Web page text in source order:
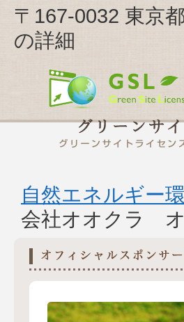
〒167-0032 東京
の詳細
自然エネルギー
会社オオクラ